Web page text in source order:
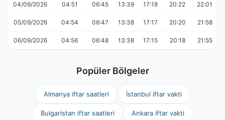
04/09/2026 04:51 06:45 13:39 17:18 20:22 22:01
05/09/2026 04:54 06:47 13:38 17:17 20:20 21:58
06/09/2026 04:56 06:48 13:38 17:15 20:18 21:55
Popüler Bölgeler
Almanya iftar saatleri İstanbul iftar vakti
Bulgaristan iftar saatleri Ankara iftar vakti